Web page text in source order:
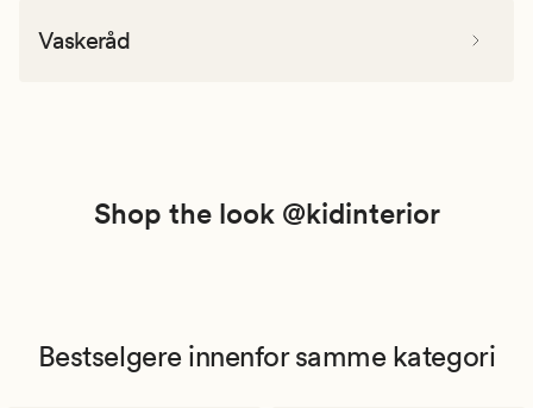
Vaskeråd
Shop the look @kidinterior
Bestselgere innenfor samme kategori